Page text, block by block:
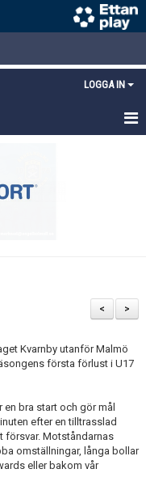
LOGGA IN
>
<
Kvarnby utanför Malmö
första förlust i U17
en bra start och gör mål
efter en tilltrasslad
försvar. Motståndarnas
omställningar, långa bollar
eller bakom vår